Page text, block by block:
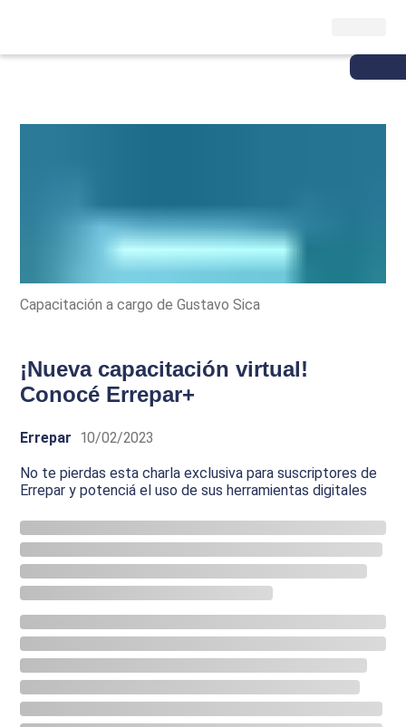
Capacitación a cargo de Gustavo Sica
¡Nueva capacitación virtual!
Conocé Errepar+
Errepar 10/02/2023
No te pierdas esta charla exclusiva para suscriptores de
Errepar y potenciá el uso de sus herramientas digitales